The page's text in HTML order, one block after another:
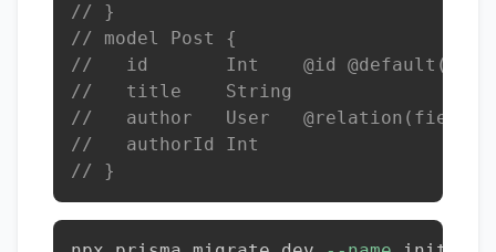
// }
// model Post {
//   id       Int    @id
//   title    String
//   author   User
//   authorId Int
// }